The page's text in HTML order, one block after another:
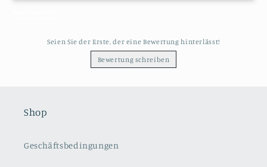
Seien Sie der Erste, der eine Bewertung hinterlässt!
Bewertung schreiben
Shop
Geschäftsbedingungen